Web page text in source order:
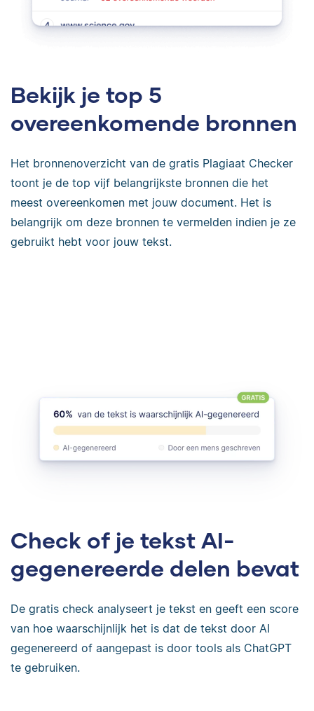
Bekijk je top 5
overeenkomende bronnen
Het bronnenoverzicht van de gratis Plagiaat Checker
toont je de top vijf belangrijkste bronnen die het
meest overeenkomen met jouw document. Het is
belangrijk om deze bronnen te vermelden indien je ze
gebruikt hebt voor jouw tekst.
Check of je tekst AI-
gegenereerde delen bevat
De gratis check analyseert je tekst en geeft een score
van hoe waarschijnlijk het is dat de tekst door AI
gegenereerd of aangepast is door tools als ChatGPT
te gebruiken.